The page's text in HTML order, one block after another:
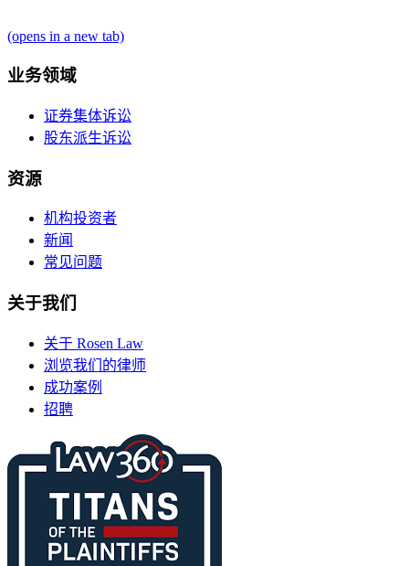
(opens in a new tab)
业务领域
证券集体诉讼
股东派生诉讼
资源
机构投资者
新闻
常见问题
关于我们
关于 Rosen Law
浏览我们的律师
成功案例
招聘